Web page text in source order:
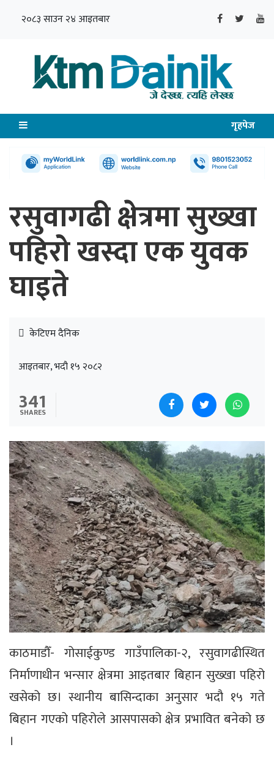
२०८३ साउन २४ आइतबार
गृहपेज
रसुवागढी क्षेत्रमा सुख्खा
पहिरो खस्दा एक युवक
घाइते
केटिएम दैनिक
आइतबार, भदौ १५ २०८२
341
SHARES
काठमाडौँ- गोसाईकुण्ड गाउँपालिका-२, रसुवागढीस्थित
निर्माणाधीन भन्सार क्षेत्रमा आइतबार बिहान सुख्खा पहिरो
खसेको छ। स्थानीय बासिन्दाका अनुसार भदौ १५ गते
बिहान गएको पहिरोले आसपासको क्षेत्र प्रभावित बनेको छ
।